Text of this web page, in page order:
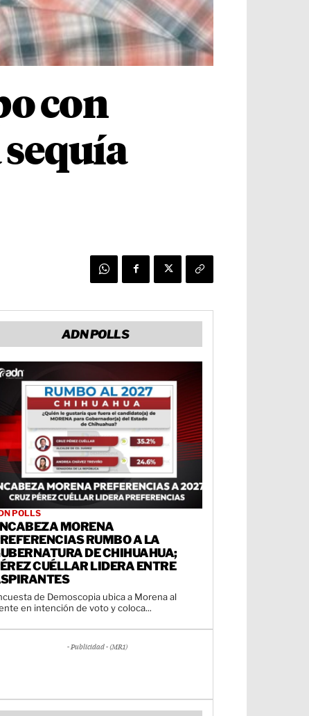
con
ADN POLLS
POLLS
MORENA
RUMBO A LA
DE CHIHUAHUA;
CUÉLLAR LIDERA ENTRE
de Demoscopia ubica a Morena al
en intención de voto y coloca...
- Publicidad - (MR1)